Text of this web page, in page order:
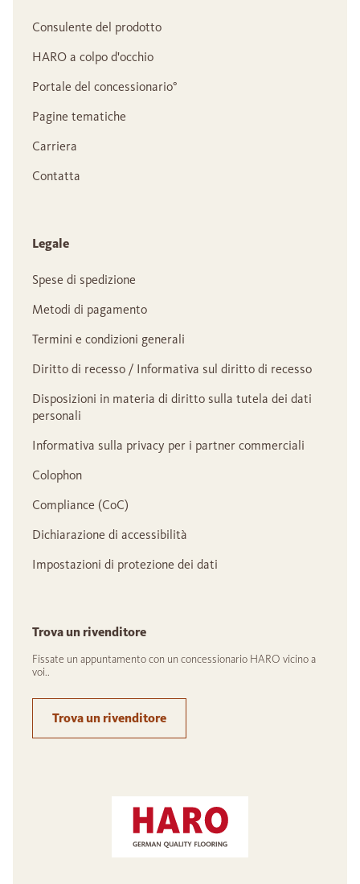
Consulente del prodotto
HARO a colpo d'occhio
Portale del concessionario°
Pagine tematiche
Carriera
Contatta
Legale
Spese di spedizione
Metodi di pagamento
Termini e condizioni generali
Diritto di recesso / Informativa sul diritto di recesso
Disposizioni in materia di diritto sulla tutela dei dati
personali
Informativa sulla privacy per i partner commerciali
Colophon
Compliance (CoC)
Dichiarazione di accessibilità
Impostazioni di protezione dei dati
Trova un rivenditore
Fissate un appuntamento con un concessionario HARO vicino a
voi..
Trova un rivenditore